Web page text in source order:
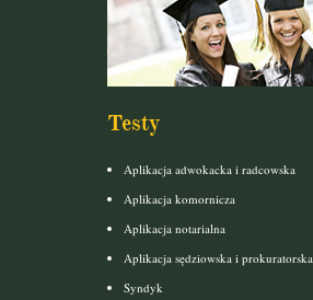
Testy
Aplikacja adwokacka i radcowska
Aplikacja komornicza
Aplikacja notarialna
Aplikacja sędziowska i prokuratorska
Syndyk